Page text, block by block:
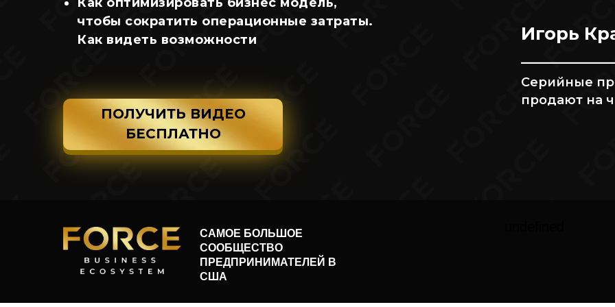
ПОЛУЧИТЬ ВИДЕО
БЕСПЛАТНО
Игорь
Серийные
продают на
чтобы сократить операционные затраты.
Как видеть возможности
САМОЕ БОЛЬШОЕ
СООБЩЕСТВО
ПРЕДПРИНИМАТЕЛЕЙ В
США